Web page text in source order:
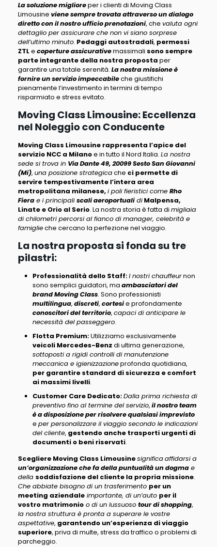
La soluzione miglioreper i clienti di Moving Class
Limousine viene sempre trovata attraverso un dialogo
diretto con il nostro ufficio prenotazioni, che valuta ogni
dettaglio per assicurare che non vi siano sorprese
dell’ultimo minuto. Pedaggi autostradali, permessi
ZTL e coperture assicurativemassimali sono sempre
parte integrante della nostra proposta per
garantire una totale serenità. La nostra missione è
fornire un servizio impeccabileche giustifichi
pienamente l’investimento in termini di tempo
risparmiato e stress evitato.
Moving Class Limousine: Eccellenza
nel Noleggio con Conducente
Moving Class Limousine rappresenta l’apice del
servizio NCC a Milanoe in tutto il Nord Italia. La nostra
sede si trova in Via Dante 49, 20099 Sesto San Giovanni
(Mi), una posizione strategicache ci permette di
servire tempestivamente l’intera area
metropolitana milanese, i poli fieristici come Rho
Fierae i principaliscali aeroportualidiMalpensa,
Linate e Orio al Serio. La nostra storia è fatta di migliaia
di chilometri percorsi al fianco di manager, celebrità e
famiglieche cercano la perfezione nel viaggio.
La nostra proposta si fonda su tre
pilastri:
Professionalità dello Staff:I nostri chauffeurnon
sono semplici guidatori, ma ambasciatori del
brand Moving Class. Sono professionisti
multilingua, discreti, cortesie profondamente
conoscitori del territorio, capaci di anticipare le
necessità del passeggero.
Flotta Premium:Utilizziamo esclusivamente
veicoli Mercedes-Benz di ultima generazione,
sottoposti a rigidi controlli di manutenzione
meccanica e igienizzazioneprofonda quotidiana,
per garantire standard di sicurezza e comfort
ai massimi livelli.
Customer Care Dedicato:Dalla prima richiesta di
preventivo fino al termine del servizio, il nostro team
è a disposizione per risolvere qualsiasi imprevisto
e per personalizzare il viaggio secondo le indicazioni
del cliente, gestendo anche trasporti urgenti di
documenti o beni riservati.
Scegliere Moving Class Limousinesignificaaffidarsi a
un’organizzazione che fa della puntualità un dogmae
della soddisfazione del cliente la propria missione.
Che abbiate bisogno di un trasferimento per un
meeting aziendaleimportante, di un’auto per il
vostro matrimonioo di un lussuoso tour di shopping,
la nostra struttura è pronta a superare le vostre
aspettative, garantendo un’esperienza di viaggio
superiore, priva di multe, stress da traffico o problemi di
parcheggio.